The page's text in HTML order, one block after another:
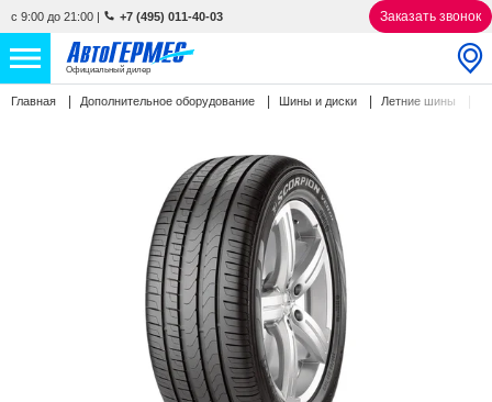
с 9:00 до 21:00 | +7 (495) 011-40-03 Заказать звонок
Официальный дилер
НОВЫЕ АВТОМОБИЛИ 4829 авто
Главная Дополнительное оборудование Шины и диски Летние шины